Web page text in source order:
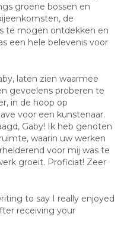
groene bossen en
de
te mogen ontdekken en
een hele belevenis voor
laten zien waarmee
gevoelens proberen te
in de hoop op
voor een kunstenaar.
Gaby! Ik heb genoten
waarin uw werken
voor mij was te
groeit. Proficiat! Zeer
to say I really enjoyed
receiving your